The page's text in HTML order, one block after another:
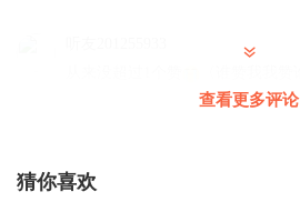
大力老师更新好快啊
查看更多评论
猜你喜欢